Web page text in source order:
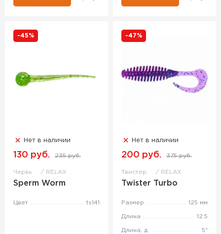
-45%
Нет в наличии
130 руб. 235 руб.
Червь RELAX
Sperm Worm
Цвет ts141
-47%
Нет в наличии
200 руб. 375 руб.
Твистер RELAX
Twister Turbo
Размер 125 мм
Длина 12.5
Длина, д. 5"